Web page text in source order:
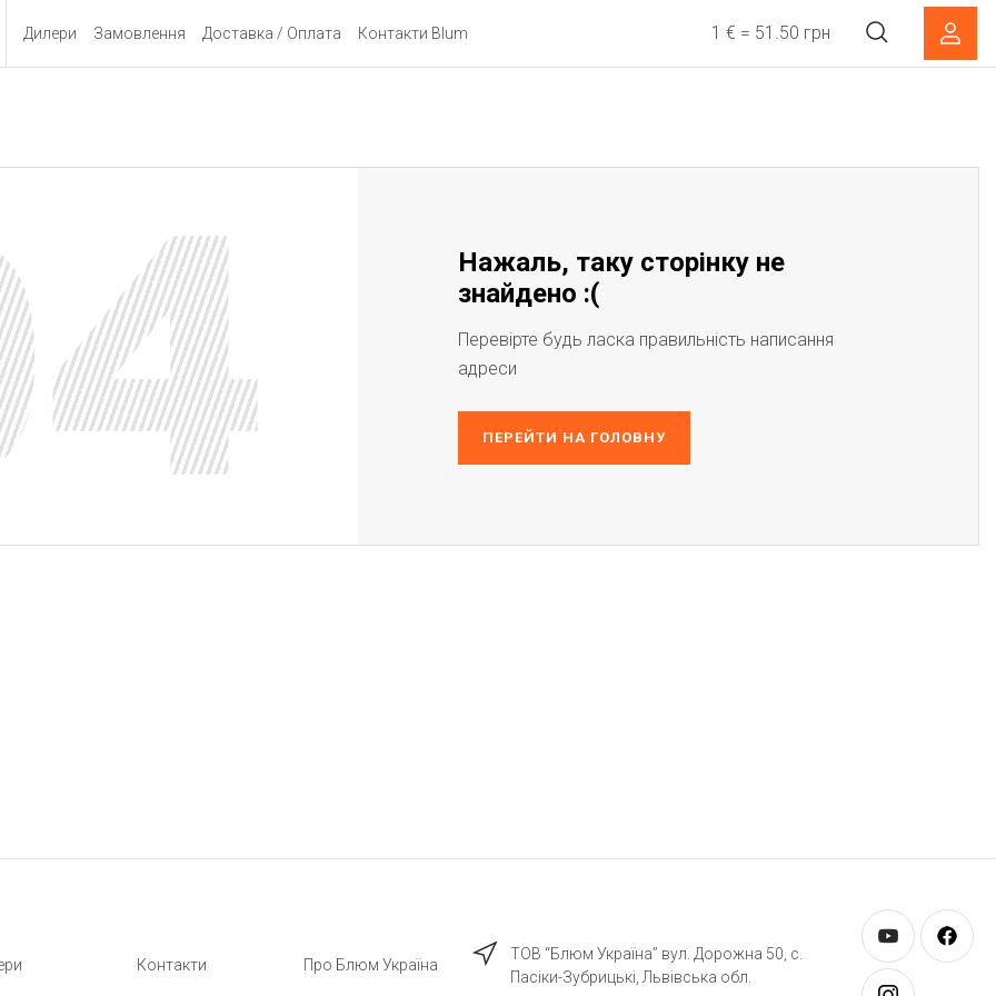
Дилери Замовлення Доставка / Оплата Контакти Blum 1 € = 51.50 грн
Нажаль, таку сторінку не
знайдено :(
Перевірте будь ласка правильність написання
адреси
ПЕРЕЙТИ НА ГОЛОВНУ
Контакти Про Блюм Україна
ТОВ “Блюм Україна” вул. Дорожна 50, c.
Пасіки-Зубрицькі, Львівська обл.